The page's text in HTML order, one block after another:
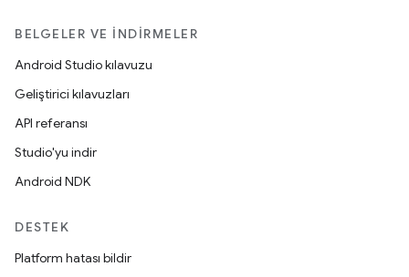
BELGELER VE İNDIRMELER
Android Studio kılavuzu
Geliştirici kılavuzları
API referansı
Studio'yu indir
Android NDK
DESTEK
Platform hatası bildir